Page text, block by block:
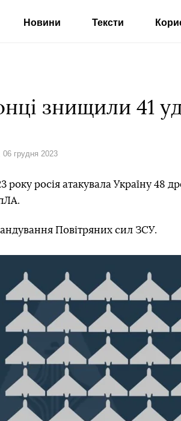
Новини Тексти
знищили 41
06 грудня 2023
року росія атакувала Україну 48
Повітряних сил ЗСУ.